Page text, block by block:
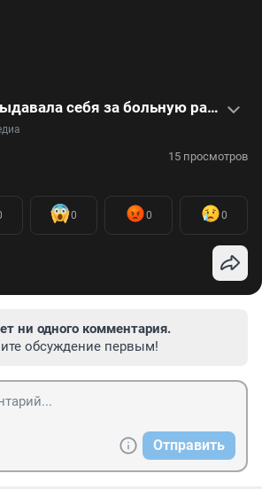
Несколько лет выдавала себя за больную раком: видеоистория Бэлль Гибсон
15 просмотров
0 0 0
ни одного комментария.
обсуждение первым!
Отправить